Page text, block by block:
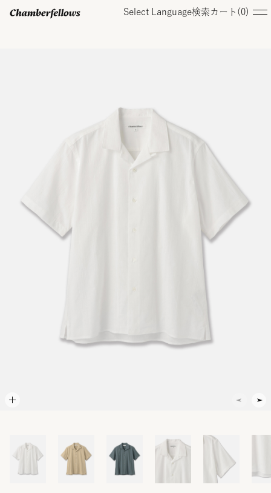
Select Language検索 カート( 0)
お知らせ